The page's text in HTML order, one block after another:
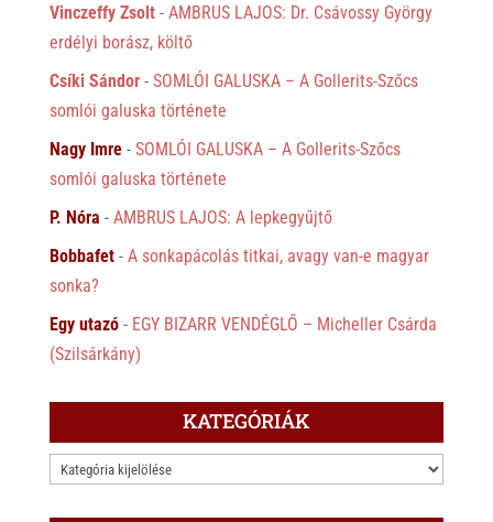
Vinczeffy Zsolt- AMBRUS LAJOS: Dr. Csávossy György
erdélyi borász, költő
Csíki Sándor- SOMLÓI GALUSKA – A Gollerits-Szőcs
somlói galuska története
Nagy Imre- SOMLÓI GALUSKA – A Gollerits-Szőcs
somlói galuska története
P. Nóra - AMBRUS LAJOS: A lepkegyűjtő
Bobbafet- A sonkapácolás titkai, avagy van-e magyar
sonka?
Egy utazó- EGY BIZARR VENDÉGLŐ – Micheller Csárda
(Szilsárkány)
KATEGÓRIÁK
KATEGÓRIÁK